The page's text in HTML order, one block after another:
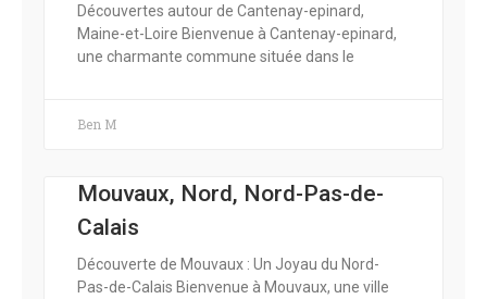
Découvertes autour de Cantenay-epinard,
Maine-et-Loire Bienvenue à Cantenay-epinard,
une charmante commune située dans le
Ben M
Mouvaux, Nord, Nord-Pas-de-
Calais
Découverte de Mouvaux : Un Joyau du Nord-
Pas-de-Calais Bienvenue à Mouvaux, une ville